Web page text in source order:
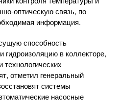
оптическую связь, по
информация.
способность
гидроизоляцию в коллекторе,
отметил генеральный
системы
насосные